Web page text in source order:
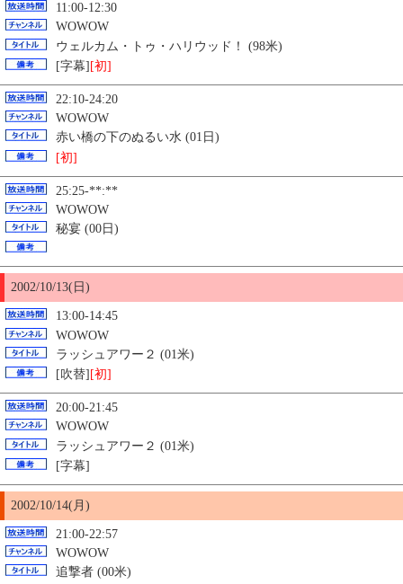
11:00-12:30
WOWOW
ウェルカム・トゥ・ハリウッド！ (98米)
[字幕] [初]
22:10-24:20
WOWOW
赤い橋の下のぬるい水 (01日)
[初]
25:25-**:**
WOWOW
秘宴 (00日)
2002/10/13(日)
13:00-14:45
WOWOW
ラッシュアワー２ (01米)
[吹替] [初]
20:00-21:45
WOWOW
ラッシュアワー２ (01米)
[字幕]
2002/10/14(月)
21:00-22:57
WOWOW
追撃者 (00米)